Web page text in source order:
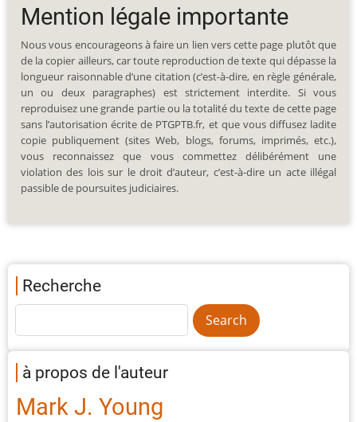
Mention légale importante
Nous vous encourageons à faire un lien vers cette page plutôt que
de la copier ailleurs, car toute reproduction de texte qui dépasse la
longueur raisonnable d’une citation (c’est-à-dire, en règle générale,
un ou deux paragraphes) est strictement interdite. Si vous
reproduisez une grande partie ou la totalité du texte de cette page
sans l’autorisation écrite de PTGPTB.fr, et que vous diffusez ladite
copie publiquement (sites Web, blogs, forums, imprimés, etc.),
vous reconnaissez que vous commettez délibérément une
violation des lois sur le droit d’auteur, c’est-à-dire un acte illégal
passible de poursuites judiciaires.
Recherche
à propos de l'auteur
Mark J. Young